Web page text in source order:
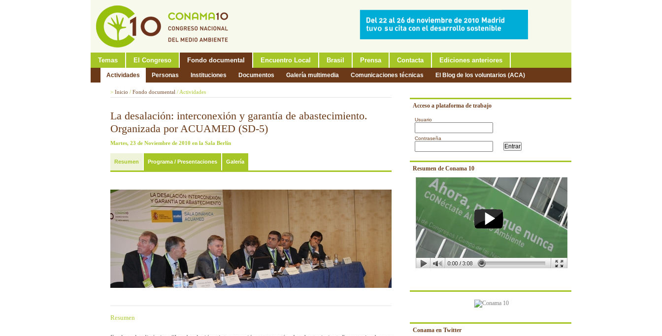
Temas El Congreso Fondo documental Encuentro Local Brasil Prensa Contacta Ediciones anteriores
Actividades Personas Instituciones Documentos Galería multimedia Comunicaciones técnicas El Blog de los voluntarios (ACA)
Acceso a plataforma de trabajo
Usuario
Contraseña
Resumen de Conama 10
Conama en Twitter
> Inicio / Fondo documental / Actividades
La desalación: interconexión y garantía de abastecimiento.
Organizada por ACUAMED (SD-5)
Martes, 23 de Noviembre de 2010 en la Sala Berlín
Resumen Programa / Presentaciones Galería
Resumen